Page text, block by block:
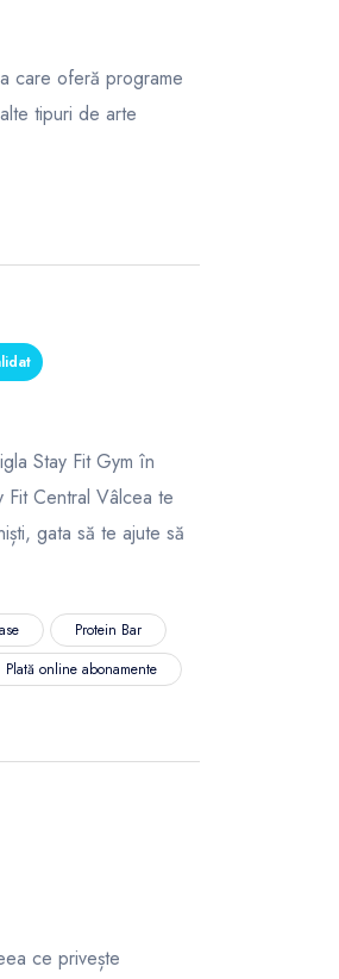
care oferă programe
tipuri de arte
Stay Fit Gym în
Fit Central Vâlcea te
gata să te ajute să
Protein Bar
Plată online abonamente
ce privește